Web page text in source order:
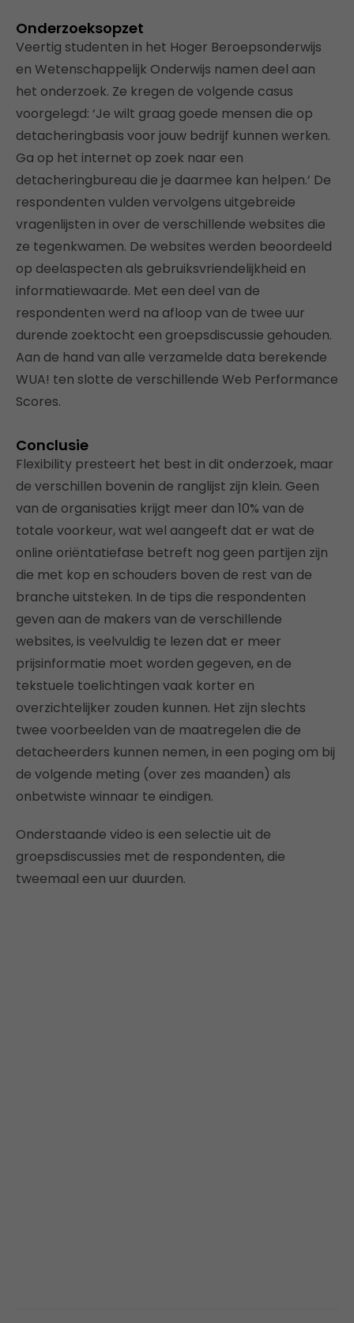
Onderzoeksopzet
Veertig studenten in het Hoger Beroepsonderwijs
en Wetenschappelijk Onderwijs namen deel aan
het onderzoek. Ze kregen de volgende casus
voorgelegd: ‘Je wilt graag goede mensen die op
detacheringbasis voor jouw bedrijf kunnen werken.
Ga op het internet op zoek naar een
detacheringbureau die je daarmee kan helpen.’ De
respondenten vulden vervolgens uitgebreide
vragenlijsten in over de verschillende websites die
ze tegenkwamen. De websites werden beoordeeld
op deelaspecten als gebruiksvriendelijkheid en
informatiewaarde. Met een deel van de
respondenten werd na afloop van de twee uur
durende zoektocht een groepsdiscussie gehouden.
Aan de hand van alle verzamelde data berekende
WUA! ten slotte de verschillende Web Performance
Scores.
Conclusie
Flexibility presteert het best in dit onderzoek, maar
de verschillen bovenin de ranglijst zijn klein. Geen
van de organisaties krijgt meer dan 10% van de
totale voorkeur, wat wel aangeeft dat er wat de
online oriëntatiefase betreft nog geen partijen zijn
die met kop en schouders boven de rest van de
branche uitsteken. In de tips die respondenten
geven aan de makers van de verschillende
websites, is veelvuldig te lezen dat er meer
prijsinformatie moet worden gegeven, en de
tekstuele toelichtingen vaak korter en
overzichtelijker zouden kunnen. Het zijn slechts
twee voorbeelden van de maatregelen die de
detacheerders kunnen nemen, in een poging om bij
de volgende meting (over zes maanden) als
onbetwiste winnaar te eindigen.
Onderstaande video is een selectie uit de
groepsdiscussies met de respondenten, die
tweemaal een uur duurden.